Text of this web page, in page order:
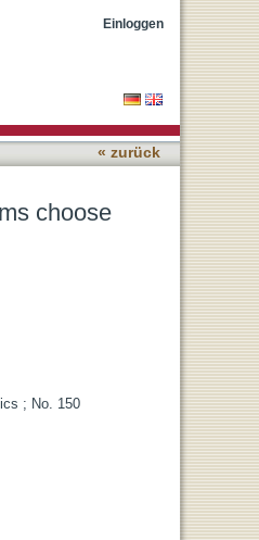
Einloggen
« zurück
choose
; No. 150